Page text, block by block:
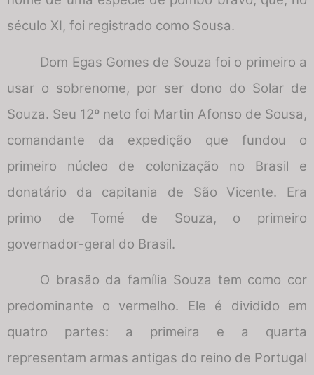
século XI, foi registrado como Sousa.
Dom Egas Gomes de Souza foi o primeiro a
usar o sobrenome, por ser dono do Solar de
Souza. Seu 12º neto foi Martin Afonso de Sousa,
comandante da expedição que fundou o
primeiro núcleo de colonização no Brasil e
donatário da capitania de São Vicente. Era
primo de Tomé de Souza, o primeiro
governador-geral do Brasil.
O brasão da família Souza tem como cor
predominante o vermelho. Ele é dividido em
quatro partes: a primeira e a quarta
representam armas antigas do reino de Portugal